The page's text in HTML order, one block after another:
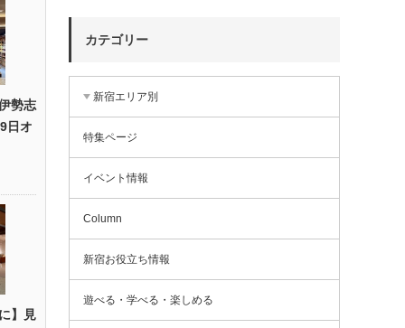
勢志
日オ
】見
カテゴリー
新宿エリア別
特集ページ
イベント情報
Column
新宿お役立ち情報
遊べる・学べる・楽しめる